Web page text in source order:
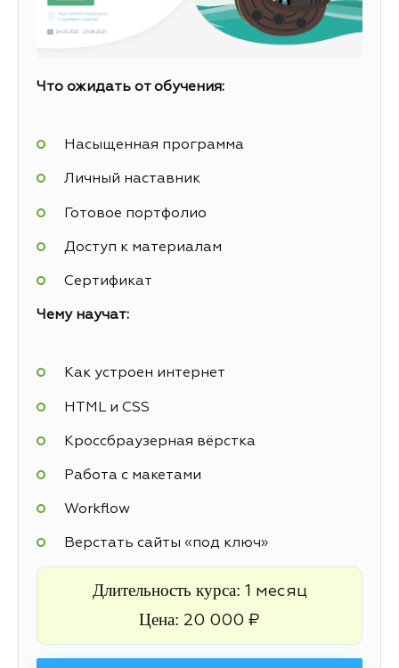
Что ожидать от обучения:
Насыщенная программа
Личный наставник
Готовое портфолио
Доступ к материалам
Сертификат
Чему научат:
Как устроен интернет
HTML и CSS
Кроссбраузерная вёрстка
Работа с макетами
Workflow
Верстать сайты «под ключ»
Длительность курса: 1 месяц
Цена: 20 000 ₽